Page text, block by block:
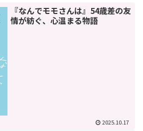
『なんでモモさんは』54歳差の友
情が紡ぐ、心温まる物語
2025.10.17